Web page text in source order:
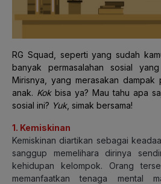
RG Squad, seperti yang sudah
banyak permasalahan sosial
Mirisnya, yang merasakan dampak
anak. Kokbisa ya? Mau tahu apa
sosial ini? Yuk, simak bersama!
1. Kemiskinan
Kemiskinan diartikan sebagai
sanggup memelihara dirinya
kehidupan kelompok. Orang
memanfaatkan tenaga mental